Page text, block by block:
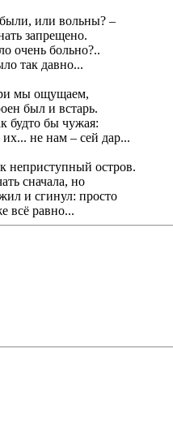
или вольны? –
запрещено.
очень больно?..
так давно...
мы ощущаем,
был и встарь.
будто бы чужая:
не нам – сей дар...
неприступный остров.
сначала, но
и сгинул: просто
всё равно...